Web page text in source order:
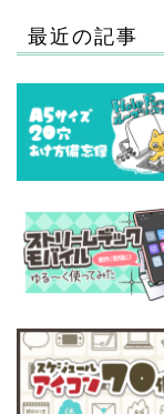
最近の記事